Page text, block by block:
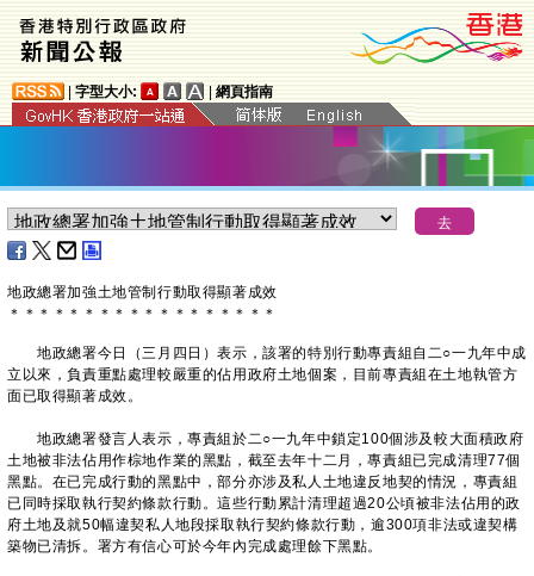
字型大小: 網頁指南
地政總署加強土地管制行動取得顯著成效
＊ ＊ ＊ ＊ ＊ ＊ ＊ ＊ ＊ ＊ ＊ ＊ ＊ ＊ ＊ ＊ ＊ ＊
地政總署今日（三月四日）表示，該署的特別行動專責組自二○一九年中成
立以來，負責重點處理較嚴重的佔用政府土地個案，目前專責組在土地執管方
面已取得顯著成效。
地政總署發言人表示，專責組於二○一九年中鎖定100個涉及較大面積政府
土地被非法佔用作棕地作業的黑點，截至去年十二月，專責組已完成清理77個
黑點。在已完成行動的黑點中，部分亦涉及私人土地違反地契的情況，專責組
已同時採取執行契約條款行動。這些行動累計清理超過20公頃被非法佔用的政
府土地及就50幅違契私人地段採取執行契約條款行動，逾300項非法或違契構
築物已清拆。署方有信心可於今年內完成處理餘下黑點。